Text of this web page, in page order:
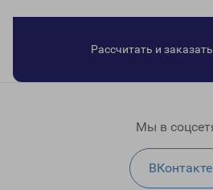
Рассчитать и
Мы в
ВКонтакте